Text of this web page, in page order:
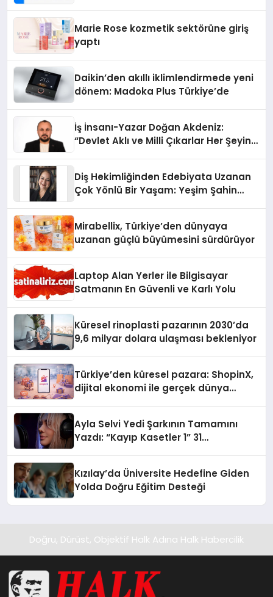
Marie Rose kozmetik sektörüne giriş
yaptı
Daikin’den akıllı iklimlendirmede yeni
dönem: Madoka Plus Türkiye’de
İş İnsanı-Yazar Doğan Akdeniz:
“Devlet Aklı ve Milli Çıkarlar Her Şeyin
Diş Hekimliğinden Edebiyata Uzanan
Çok Yönlü Bir Yaşam: Yeşim Şahin
Mirabellix, Türkiye’den dünyaya
uzanan güçlü büyümesini sürdürüyor
Laptop Alan Yerler ile Bilgisayar
Satmanın En Güvenli ve Karlı Yolu
Küresel rinoplasti pazarının 2030’da
9,6 milyar dolara ulaşması bekleniyor
Türkiye’den küresel pazara: ShopinX,
dijital ekonomi ile gerçek dünya
Ayla Selvi Yedi Şarkının Tamamını
Yazdı: “Kayıp Kasetler 1” 31
Kızılay’da Üniversite Hedefine Giden
Yolda Doğru Eğitim Desteği
Doğru, Dürüst, Objektif Halk Adına Halk Habercilik